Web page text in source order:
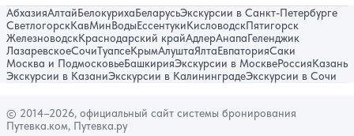
АбхазияАлтайБелокурихаБеларусьЭкскурсии в Санкт-Петербурге
СветлогорскКавМинВодыЕссентукиКисловодскПятигорск
ЖелезноводскКраснодарский крайАдлерАнапаГеленджик
ЛазаревскоеСочиТуапсеКрымАлуштаЯлтаЕвпаторияСаки
Москва и ПодмосковьеБашкирияЭкскурсии в МосквеРоссияКазань
Экскурсии в КазаниЭкскурсии в КалининградеЭкскурсии в Сочи
© 2014–2026, официальный сайт системы бронирования
Путевка.ком, Путевка.ру